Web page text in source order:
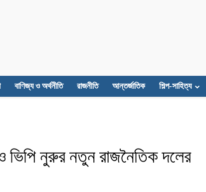
বাণিজ্য ও অর্থনীতি রাজনীতি আন্তর্জাতিক শিল্প-সাহিত্য
ভিপি নুরুর নতুন রাজনৈতিক দলের